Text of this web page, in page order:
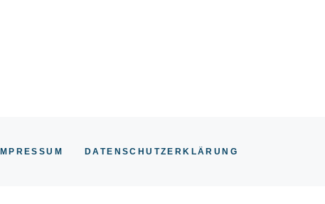
IMPRESSUM DATENSCHUTZERKLÄRUNG